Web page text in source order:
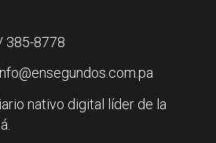
385-8778
nativo digital líder de la